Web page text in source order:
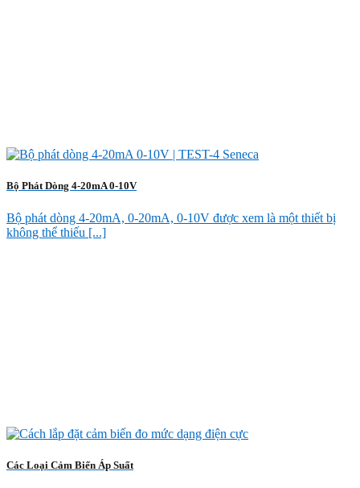
Bộ Phát Dòng 4-20mA 0-10V
Bộ phát dòng 4-20mA, 0-20mA, 0-10V được xem là một thiết bị
không thể thiếu [...]
Các Loại Cảm Biến Áp Suất